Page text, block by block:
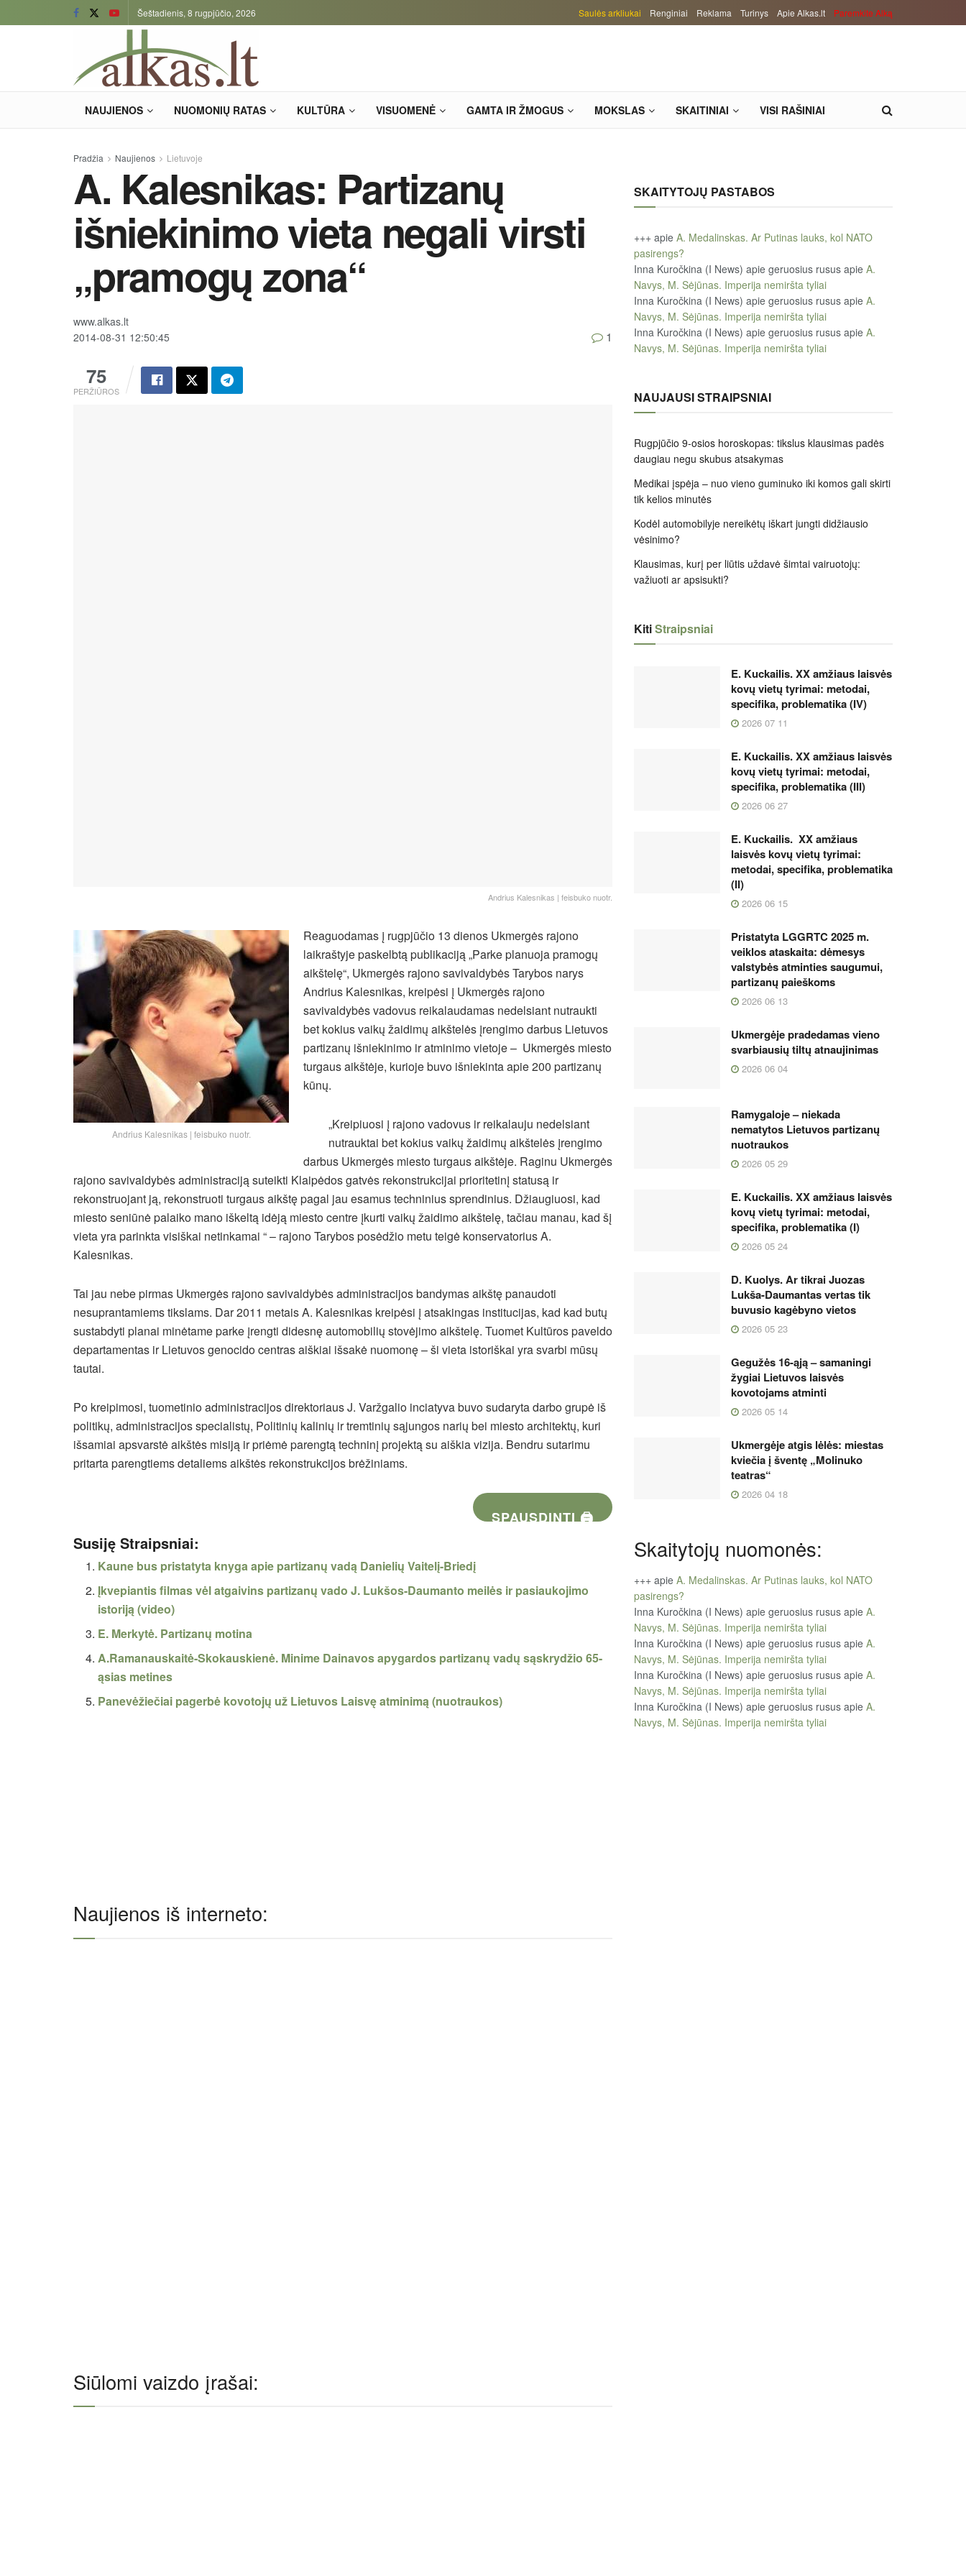
Šeštadienis, 8 rugpjūčio, 2026 Saulės arkliukai Renginiai Reklama Turinys Apie Alkas.lt Paremkite Alką
NAUJIENOS NUOMONIŲ RATAS KULTŪRA VISUOMENĖ GAMTA IR ŽMOGUS MOKSLAS SKAITINIAI VISI RAŠINIAI
Pradžia Naujienos Lietuvoje
A. Kalesnikas: Partizanų
išniekinimo vieta negali virsti
„pramogų zona“
www.alkas.lt
2014-08-31 12:50:45
75
PERŽIŪROS
1
Andrius Kalesnikas | feisbuko nuotr.
Andrius Kalesnikas | feisbuko nuotr.
Reaguodamas į rugpjūčio 13 dienos Ukmergės rajono
laikraštyje paskelbtą publikaciją „Parke planuoja pramogų
aikštelę“, Ukmergės rajono savivaldybės Tarybos narys
Andrius Kalesnikas, kreipėsi į Ukmergės rajono
savivaldybės vadovus reikalaudamas nedelsiant nutraukti
bet kokius vaikų žaidimų aikštelės įrengimo darbus Lietuvos
partizanų išniekinimo ir atminimo vietoje – Ukmergės miesto
turgaus aikštėje, kurioje buvo išniekinta apie 200 partizanų
kūnų.
„Kreipiuosi į rajono vadovus ir reikalauju nedelsiant
nutrauktai bet kokius vaikų žaidimų aikštelės įrengimo
darbus Ukmergės miesto turgaus aikštėje. Raginu Ukmergės
rajono savivaldybės administraciją suteikti Klaipėdos gatvės rekonstrukcijai prioritetinį statusą ir
rekonstruojant ją, rekonstruoti turgaus aikštę pagal jau esamus techninius sprendinius. Džiaugiuosi, kad
miesto seniūnė palaiko mano iškeltą idėją miesto centre įkurti vaikų žaidimo aikštelę, tačiau manau, kad šį
vieta yra parinkta visiškai netinkamai “ – rajono Tarybos posėdžio metu teigė konservatorius A.
Kalesnikas.
Tai jau nebe pirmas Ukmergės rajono savivaldybės administracijos bandymas aikštę panaudoti
nesuprantamiems tikslams. Dar 2011 metais A. Kalesnikas kreipėsi į atsakingas institucijas, kad kad butų
sustabdyti planai minėtame parke įrengti didesnę automobilių stovėjimo aikštelę. Tuomet Kultūros paveldo
departamentas ir Lietuvos genocido centras aiškiai išsakė nuomonę – ši vieta istoriškai yra svarbi mūsų
tautai.
Po kreipimosi, tuometinio administracijos direktoriaus J. Varžgalio inciatyva buvo sudaryta darbo grupė iš
politikų, administracijos specialistų, Politinių kalinių ir tremtinių sąjungos narių bei miesto architektų, kuri
išsamiai apsvarstė aikštės misiją ir priėmė parengtą techninį projektą su aiškia vizija. Bendru sutarimu
pritarta parengtiems detaliems aikštės rekonstrukcijos brėžiniams.
SPAUSDINTI 🖨
Susiję Straipsniai:
Kaune bus pristatyta knyga apie partizanų vadą Danielių Vaitelį-Briedį
Įkvepiantis filmas vėl atgaivins partizanų vado J. Lukšos-Daumanto meilės ir pasiaukojimo
istoriją (video)
E. Merkytė. Partizanų motina
A.Ramanauskaitė-Skokauskienė. Minime Dainavos apygardos partizanų vadų sąskrydžio 65-
ąsias metines
Panevėžiečiai pagerbė kovotojų už Lietuvos Laisvę atminimą (nuotraukos)
Naujienos iš interneto:
Siūlomi vaizdo įrašai:
SKAITYTOJŲ PASTABOS
+++ apie A. Medalinskas. Ar Putinas lauks, kol NATO
pasirengs?
Inna Kuročkina (I News) apie geruosius rusus apie A.
Navys, M. Sėjūnas. Imperija nemiršta tyliai
Inna Kuročkina (I News) apie geruosius rusus apie A.
Navys, M. Sėjūnas. Imperija nemiršta tyliai
Inna Kuročkina (I News) apie geruosius rusus apie A.
Navys, M. Sėjūnas. Imperija nemiršta tyliai
NAUJAUSI STRAIPSNIAI
Rugpjūčio 9-osios horoskopas: tikslus klausimas padės
daugiau negu skubus atsakymas
Medikai įspėja – nuo vieno guminuko iki komos gali skirti
tik kelios minutės
Kodėl automobilyje nereikėtų iškart jungti didžiausio
vėsinimo?
Klausimas, kurį per liūtis uždavė šimtai vairuotojų:
važiuoti ar apsisukti?
KitiStraipsniai
E. Kuckailis. XX amžiaus laisvės
kovų vietų tyrimai: metodai,
specifika, problematika (IV)
2026 07 11
E. Kuckailis. XX amžiaus laisvės
kovų vietų tyrimai: metodai,
specifika, problematika (III)
2026 06 27
E. Kuckailis. XX amžiaus
laisvės kovų vietų tyrimai:
metodai, specifika, problematika
(II)
2026 06 15
Pristatyta LGGRTC 2025 m.
veiklos ataskaita: dėmesys
valstybės atminties saugumui,
partizanų paieškoms
2026 06 13
Ukmergėje pradedamas vieno
svarbiausių tiltų atnaujinimas
2026 06 04
Ramygaloje – niekada
nematytos Lietuvos partizanų
nuotraukos
2026 05 29
E. Kuckailis. XX amžiaus laisvės
kovų vietų tyrimai: metodai,
specifika, problematika (I)
2026 05 24
D. Kuolys. Ar tikrai Juozas
Lukša-Daumantas vertas tik
buvusio kagėbyno vietos
2026 05 23
Gegužės 16-ąją – samaningi
žygiai Lietuvos laisvės
kovotojams atminti
2026 05 14
Ukmergėje atgis lėlės: miestas
kviečia į šventę „Molinuko
teatras“
2026 04 18
Skaitytojų nuomonės:
+++ apie A. Medalinskas. Ar Putinas lauks, kol NATO
pasirengs?
Inna Kuročkina (I News) apie geruosius rusus apie A.
Navys, M. Sėjūnas. Imperija nemiršta tyliai
Inna Kuročkina (I News) apie geruosius rusus apie A.
Navys, M. Sėjūnas. Imperija nemiršta tyliai
Inna Kuročkina (I News) apie geruosius rusus apie A.
Navys, M. Sėjūnas. Imperija nemiršta tyliai
Inna Kuročkina (I News) apie geruosius rusus apie A.
Navys, M. Sėjūnas. Imperija nemiršta tyliai